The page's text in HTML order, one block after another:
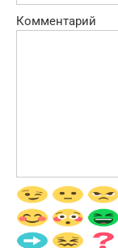
Комментарий